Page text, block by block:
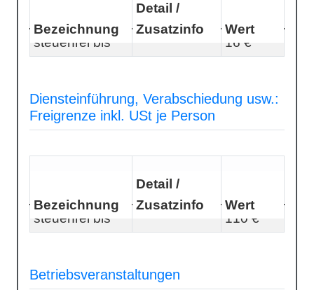
Bezeichnung
Detail /
Zusatzinfo
Wert
steuerfrei bis
16 €
Diensteinführung, Verabschiedung usw.:
Freigrenze inkl. USt je Person
Bezeichnung
Detail /
Zusatzinfo
Wert
steuerfrei bis
110 €
Betriebsveranstaltungen